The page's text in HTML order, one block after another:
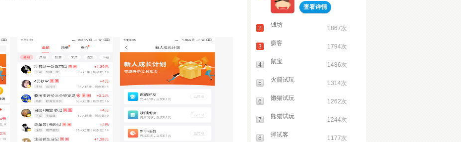
查看详情
2 钱坊 1867次
3 赚客 1794次
4 鼠宝 1486次
5 火箭试玩 1314次
6 懒猫试玩 1262次
7 熊猫试玩 1244次
8 蝉试客 1177次